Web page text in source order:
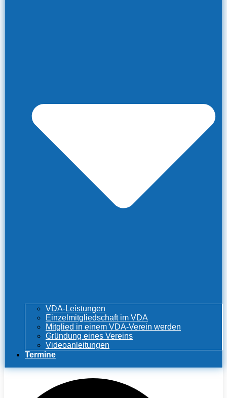
VDA-Leistungen
Einzelmitgliedschaft im VDA
Mitglied in einem VDA-Verein werden
Gründung eines Vereins
Videoanleitungen
Termine